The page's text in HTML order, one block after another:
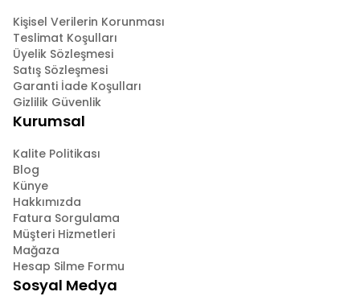
Kişisel Verilerin Korunması
Teslimat Koşulları
Üyelik Sözleşmesi
Satış Sözleşmesi
Garanti İade Koşulları
Gizlilik Güvenlik
Kurumsal
Kalite Politikası
Blog
Künye
Hakkımızda
Fatura Sorgulama
Müşteri Hizmetleri
Mağaza
Hesap Silme Formu
Sosyal Medya